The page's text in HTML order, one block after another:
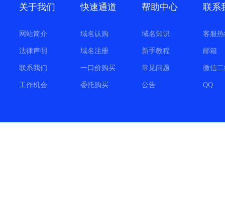
关于我们
网站简介
法律声明
联系我们
工作机会
快速通道
域名认购
域名注册
一口价购买
委托购买
帮助中心
域名知识
新手教程
常见问题
公告
联系
客服
邮箱
微信
QQ